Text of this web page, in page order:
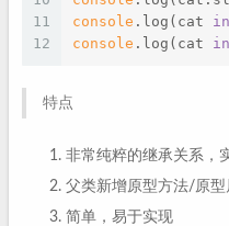
11
12
console .log(cat
console .log(cat
特点
非常纯粹的继承关系，
父类新增原型方法/原型
简单，易于实现